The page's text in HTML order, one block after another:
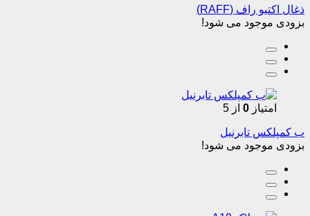
ذغال اکتیو راف (RAFF)
بزودی موجود می شود!
امتیاز 0 از 5
ب کمپلکس تابرنیل
بزودی موجود می شود!